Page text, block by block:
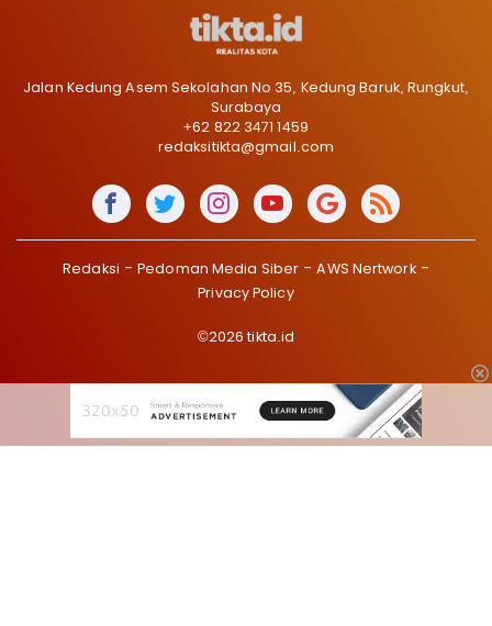
Jalan Kedung Asem Sekolahan No 35, Kedung Baruk, Rungkut,
Surabaya
+62 822 3471 1459
redaksitikta@gmail.com
Redaksi Pedoman Media Siber
AWS Nertwork
Privacy Policy
©2026 tikta.id